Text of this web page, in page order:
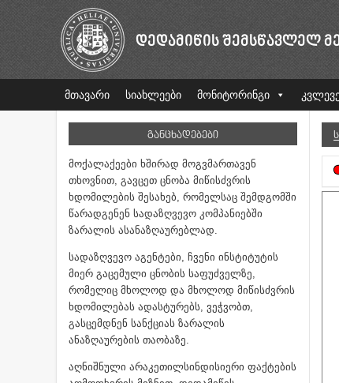
ᲓᲔᲓᲐᲛᲘᲬᲘᲡ ᲨᲔᲛᲡᲬᲐᲕᲚᲔᲚ
მთავარი სიახლეები მონიტორინგი
ᲒᲐᲜᲪᲮᲐᲓᲔᲑᲔᲑᲘ
მოქალაქეები ხშირად მოგვმართავენ
თხოვნით, გავცეთ ცნობა მიწისძვრის
ხდომილების შესახებ, რომელსაც შემდგომში
წარადგენენ სადაზღვევო კომპანიებში
ზარალის ასანაზღაურებლად.
სადაზღვევო აგენტები, ჩვენი ინსტიტუტის
მიერ გაცემული ცნობის საფუძველზე,
რომელიც მხოლოდ და მხოლოდ მიწისძვრის
ხდომილებას ადასტურებს, ვეჭვობთ,
გასცემდნენ სანქციას ზარალის
ანაზღაურების თაობაზე.
აღნიშნული არაკეთილსინდისიერი ფაქტების